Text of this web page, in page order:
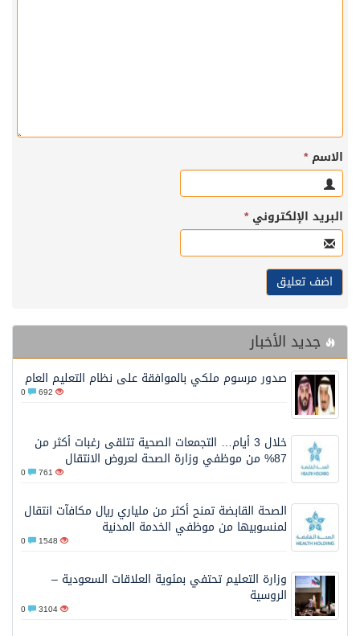
الاسم*
البريد الإلكتروني*
جديد الأخبار
صدور مرسوم ملكي بالموافقة على نظام التعليم العام
692
خلال 3 أيام… التجمعات الصحية تتلقى رغبات أكثر من
87% من موظفي وزارة الصحة لعروض الانتقال
761
الصحة القابضة تمنح أكثر من ملياري ريال مكافآت انتقال
لمنسوبيها من موظفي الخدمة المدنية
1548
وزارة التعليم تحتفي بمئوية العلاقات السعودية –
الروسية
3104